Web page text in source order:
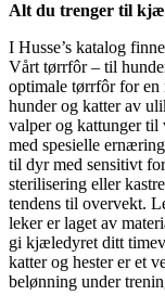
Alt du trenger til
I Husse’s katalog
Vårt tørrfôr – til
optimale tørrfôr for en
hunder og katter av
valper og kattunger til
med spesielle
til dyr med sensitivt
sterilisering eller
tendens til overvekt.
leker er laget av
gi kjæledyret ditt
katter og hester er et
belønning under